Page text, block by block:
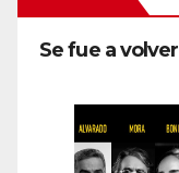
Se fue a volver